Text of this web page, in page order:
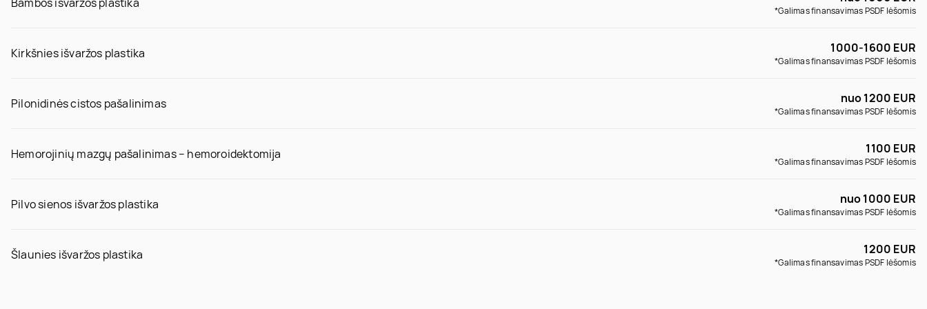
Bambos išvaržos plastika
*Galimas finansavimas PSDF lėšomis
Kirkšnies išvaržos plastika 1000-1600 EUR
*Galimas finansavimas PSDF lėšomis
Pilonidinės cistos pašalinimas nuo 1200 EUR
*Galimas finansavimas PSDF lėšomis
Hemorojinių mazgų pašalinimas – hemoroidektomija 1100 EUR
*Galimas finansavimas PSDF lėšomis
Pilvo sienos išvaržos plastika nuo 1000 EUR
*Galimas finansavimas PSDF lėšomis
Šlaunies išvaržos plastika 1200 EUR
*Galimas finansavimas PSDF lėšomis